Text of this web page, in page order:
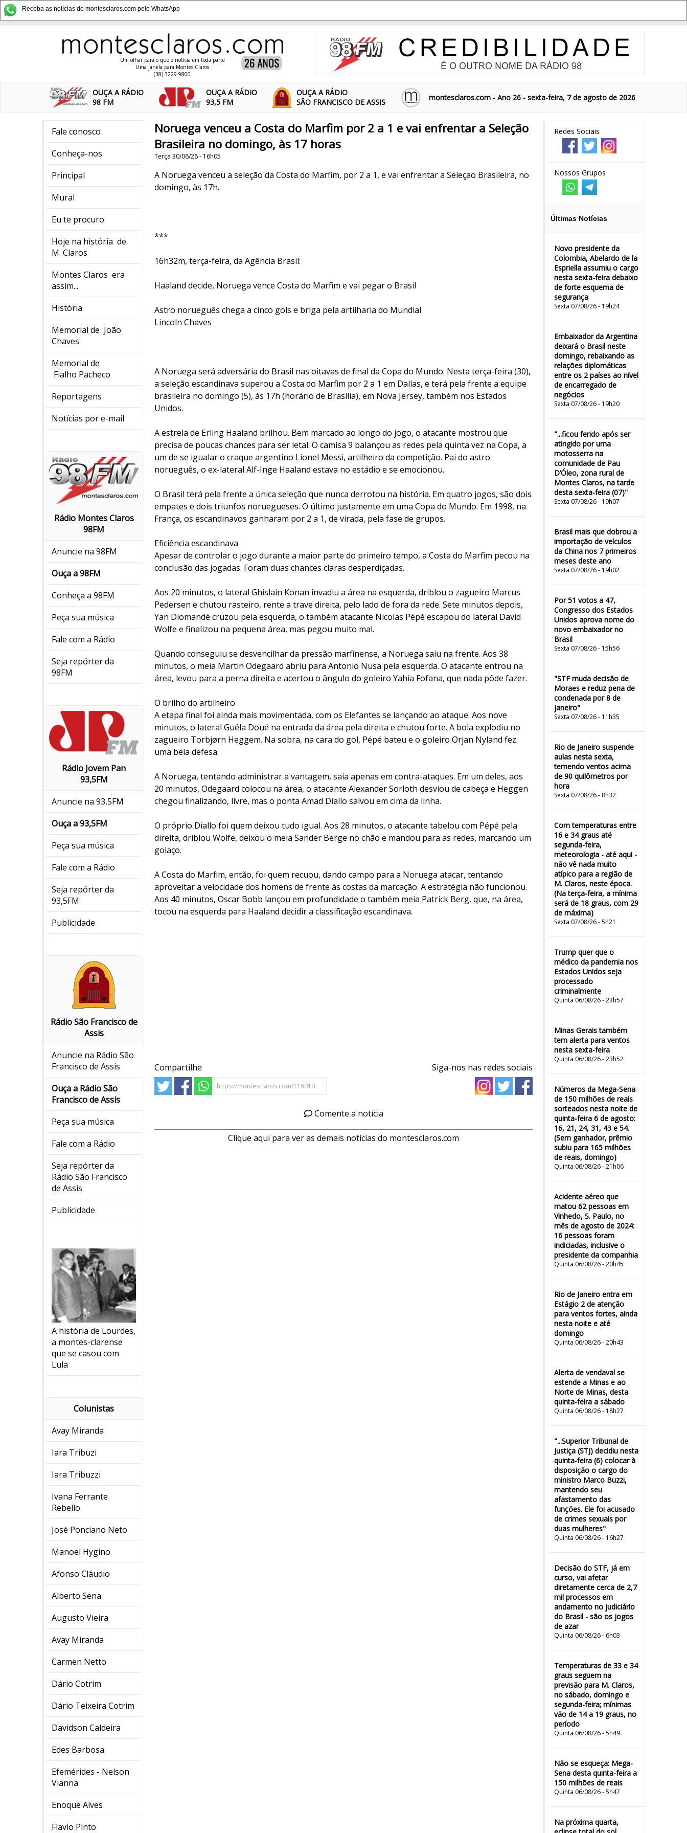
Receba as notícias do montesclaros.com pelo WhatsApp
Um olhar para o que é notícia em toda parte
Uma janela para Montes Claros
(38) 3229-9800
OUÇA A RÁDIO
98 FM
OUÇA A RÁDIO
93,5 FM
OUÇA A RÁDIO
SÃO FRANCISCO DE ASSIS
montesclaros.com - Ano 26 - sexta-feira, 7 de agosto de 2026
Fale conosco
Conheça-nos
Principal
Mural
Eu te procuro
Hoje na história de
M. Claros
Montes Claros era
assim...
História
Memorial de João
Chaves
Memorial de
Fialho Pacheco
Reportagens
Notícias por e-mail
Rádio Montes Claros
98FM
Anuncie na 98FM
Ouça a 98FM
Conheça a 98FM
Peça sua música
Fale com a Rádio
Seja repórter da
98FM
Rádio Jovem Pan
93,5FM
Anuncie na 93,5FM
Ouça a 93,5FM
Peça sua música
Fale com a Rádio
Seja repórter da
93,5FM
Publicidade
Rádio São Francisco de
Assis
Anuncie na Rádio São
Francisco de Assis
Ouça a Rádio São
Francisco de Assis
Peça sua música
Fale com a Rádio
Seja repórter da
Rádio São Francisco
de Assis
Publicidade
A história de Lourdes,
a montes-clarense
que se casou com
Lula
Colunistas
Avay Miranda
Iara Tribuzi
Iara Tribuzzi
Ivana Ferrante
Rebello
José Ponciano Neto
Manoel Hygino
Afonso Cláudio
Alberto Sena
Augusto Vieira
Avay Miranda
Carmen Netto
Dário Cotrim
Dário Teixeira Cotrim
Davidson Caldeira
Edes Barbosa
Efemérides - Nelson
Vianna
Enoque Alves
Flavio Pinto
Redes Sociais
Nossos Grupos
Últimas Notícias
Novo presidente da
Colombia, Abelardo de la
Espriella assumiu o cargo
nesta sexta-feira debaixo
de forte esquema de
segurança
Sexta 07/08/26 - 19h24
Embaixador da Argentina
deixará o Brasil neste
domingo, rebaixando as
relações diplomáticas
entre os 2 países ao nível
de encarregado de
negócios
Sexta 07/08/26 - 19h20
"...ficou ferido após ser
atingido por uma
motosserra na
comunidade de Pau
D’Óleo, zona rural de
Montes Claros, na tarde
desta sexta-feira (07)"
Sexta 07/08/26 - 19h07
Brasil mais que dobrou a
importação de veículos
da China nos 7 primeiros
meses deste ano
Sexta 07/08/26 - 19h02
Por 51 votos a 47,
Congresso dos Estados
Unidos aprova nome do
novo embaixador no
Brasil
Sexta 07/08/26 - 15h56
"STF muda decisão de
Moraes e reduz pena de
condenada por 8 de
janeiro"
Sexta 07/08/26 - 11h35
Rio de Janeiro suspende
aulas nesta sexta,
temendo ventos acima
de 90 quilômetros por
hora
Sexta 07/08/26 - 8h32
Com temperaturas entre
16 e 34 graus até
segunda-feira,
meteorologia - até aqui -
não vê nada muito
atípico para a região de
M. Claros, neste época.
(Na terça-feira, a mínima
será de 18 graus, com 29
de máxima)
Sexta 07/08/26 - 5h21
Trump quer que o
médico da pandemia nos
Estados Unidos seja
processado
criminalmente
Quinta 06/08/26 - 23h57
Minas Gerais também
tem alerta para ventos
nesta sexta-feira
Quinta 06/08/26 - 23h52
Números da Mega-Sena
de 150 milhões de reais
sorteados nesta noite de
quinta-feira 6 de agosto:
16, 21, 24, 31, 43 e 54.
(Sem ganhador, prêmio
subiu para 165 milhões
de reais, domingo)
Quinta 06/08/26 - 21h06
Acidente aéreo que
matou 62 pessoas em
Vinhedo, S. Paulo, no
mês de agosto de 2024:
16 pessoas foram
indiciadas, inclusive o
presidente da companhia
Quinta 06/08/26 - 20h45
Rio de Janeiro entra em
Estágio 2 de atenção
para ventos fortes, ainda
nesta noite e até
domingo
Quinta 06/08/26 - 20h43
Alerta de vendaval se
estende a Minas e ao
Norte de Minas, desta
quinta-feira a sábado
Quinta 06/08/26 - 18h27
"...Superior Tribunal de
Justiça (STJ) decidiu nesta
quinta-feira (6) colocar à
disposição o cargo do
ministro Marco Buzzi,
mantendo seu
afastamento das
funções. Ele foi acusado
de crimes sexuais por
duas mulheres"
Quinta 06/08/26 - 16h27
Decisão do STF, já em
curso, vai afetar
diretamente cerca de 2,7
mil processos em
andamento no judiciário
do Brasil - são os jogos
de azar
Quinta 06/08/26 - 6h03
Temperaturas de 33 e 34
graus seguem na
previsão para M. Claros,
no sábado, domingo e
segunda-feira; mínimas
vão de 14 a 19 graus, no
período
Quinta 06/08/26 - 5h49
Não se esqueça: Mega-
Sena desta quinta-feira a
150 milhões de reais
Quinta 06/08/26 - 5h47
Na próxima quarta,
Noruega venceu a Costa do Marfim por 2 a 1 e vai enfrentar a Seleção
Brasileira no domingo, às 17 horas
Terça 30/06/26 - 16h05
A Noruega venceu a seleção da Costa do Marfim, por 2 a 1, e vai enfrentar a Seleçao Brasileira, no
domingo, às 17h.
***
16h32m, terça-feira, da Agência Brasil:
Haaland decide, Noruega vence Costa do Marfim e vai pegar o Brasil
Astro norueguês chega a cinco gols e briga pela artilharia do Mundial
Lincoln Chaves
A Noruega será adversária do Brasil nas oitavas de final da Copa do Mundo. Nesta terça-feira (30),
a seleção escandinava superou a Costa do Marfim por 2 a 1 em Dallas, e terá pela frente a equipe
brasileira no domingo (5), às 17h (horário de Brasília), em Nova Jersey, também nos Estados
Unidos.
A estrela de Erling Haaland brilhou. Bem marcado ao longo do jogo, o atacante mostrou que
precisa de poucas chances para ser letal. O camisa 9 balançou as redes pela quinta vez na Copa, a
um de se igualar o craque argentino Lionel Messi, artilheiro da competição. Pai do astro
norueguês, o ex-lateral Alf-Inge Haaland estava no estádio e se emocionou.
O Brasil terá pela frente a única seleção que nunca derrotou na história. Em quatro jogos, são dois
empates e dois triunfos noruegueses. O último justamente em uma Copa do Mundo. Em 1998, na
França, os escandinavos ganharam por 2 a 1, de virada, pela fase de grupos.
Eficiência escandinava
Apesar de controlar o jogo durante a maior parte do primeiro tempo, a Costa do Marfim pecou na
conclusão das jogadas. Foram duas chances claras desperdiçadas.
Aos 20 minutos, o lateral Ghislain Konan invadiu a área na esquerda, driblou o zagueiro Marcus
Pedersen e chutou rasteiro, rente a trave direita, pelo lado de fora da rede. Sete minutos depois,
Yan Diomandé cruzou pela esquerda, o também atacante Nicolas Pépé escapou do lateral David
Wolfe e finalizou na pequena área, mas pegou muito mal.
Quando conseguiu se desvencilhar da pressão marfinense, a Noruega saiu na frente. Aos 38
minutos, o meia Martin Odegaard abriu para Antonio Nusa pela esquerda. O atacante entrou na
área, levou para a perna direita e acertou o ângulo do goleiro Yahia Fofana, que nada pôde fazer.
O brilho do artilheiro
A etapa final foi ainda mais movimentada, com os Elefantes se lançando ao ataque. Aos nove
minutos, o lateral Guéla Doué na entrada da área pela direita e chutou forte. A bola explodiu no
zagueiro Torbjørn Heggem. Na sobra, na cara do gol, Pépé bateu e o goleiro Orjan Nyland fez
uma bela defesa.
A Noruega, tentando administrar a vantagem, saía apenas em contra-ataques. Em um deles, aos
20 minutos, Odegaard colocou na área, o atacante Alexander Sorloth desviou de cabeça e Heggen
chegou finalizando, livre, mas o ponta Amad Diallo salvou em cima da linha.
O próprio Diallo foi quem deixou tudo igual. Aos 28 minutos, o atacante tabelou com Pépé pela
direita, driblou Wolfe, deixou o meia Sander Berge no chão e mandou para as redes, marcando um
golaço.
A Costa do Marfim, então, foi quem recuou, dando campo para a Noruega atacar, tentando
aproveitar a velocidade dos homens de frente às costas da marcação. A estratégia não funcionou.
Aos 40 minutos, Oscar Bobb lançou em profundidade o também meia Patrick Berg, que, na área,
tocou na esquerda para Haaland decidir a classificação escandinava.
Compartilhe Siga-nos nas redes sociais
Comente a notícia
Clique aqui para ver as demais notícias do montesclaros.com